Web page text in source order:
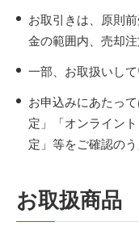
お取引きは、原則
金の範囲内、売却
一部、お取扱いし
お申込みにあたっ
定」「オンライン
定」等をご確認の
お取扱商品